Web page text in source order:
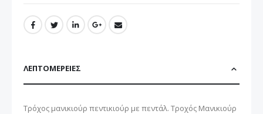
ΛΕΠΤΟΜΈΡΕΙΕΣ
Τρόχος μανικιούρ πεντικιούρ με πεντάλ. Τροχός Μανικιούρ